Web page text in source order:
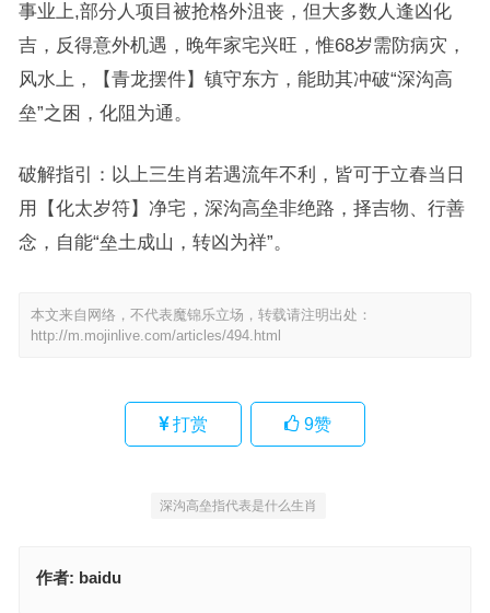
事业上,部分人项目被抢格外沮丧，但大多数人逢凶化
吉，反得意外机遇，晚年家宅兴旺，惟68岁需防病灾，
风水上，【青龙摆件】镇守东方，能助其冲破“深沟高
垒”之困，化阻为通。
破解指引：以上三生肖若遇流年不利，皆可于立春当日
用【化太岁符】净宅，深沟高垒非绝路，择吉物、行善
念，自能“垒土成山，转凶为祥”。
本文来自网络，不代表魔锦乐立场，转载请注明出处：
http://m.mojinlive.com/articles/494.html
打赏 9赞
深沟高垒指代表是什么生肖
作者: baidu